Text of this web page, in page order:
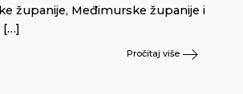
županije, Međimurske županije i
[…]
Pročitaj više